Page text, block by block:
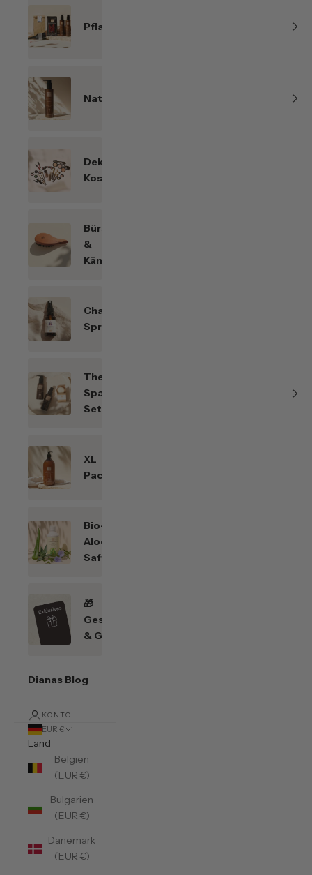
Pflanzenhaarfarben
Naturkosmetik
Dekorative
Kosmetik
Bürsten
&
Kämme
Chakren-
Sprays
Themen-
Spar-
Sets
XL
Packungen
Bio-
Aloe
Saft
🎁
Geschenkefinder
& Gutscheine
Dianas Blog
KONTO
EUR €
Land
Belgien
(EUR €)
Bulgarien
(EUR €)
Dänemark
(EUR €)